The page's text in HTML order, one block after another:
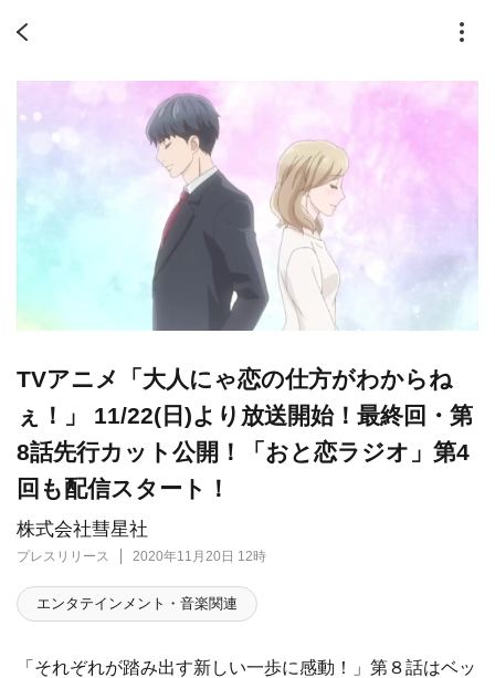
株式会社彗星社
プレスリリース 2020年11月20日 12時
TVアニメ「大人にゃ恋の仕方がわからね
ぇ！」 11/22(日)より放送開始！最終回・第
8話先行カット公開！「おと恋ラジオ」第4
回も配信スタート！
エンタテインメント・音楽関連
「それぞれが踏み出す新しい一歩に感動！」第８話はベッ